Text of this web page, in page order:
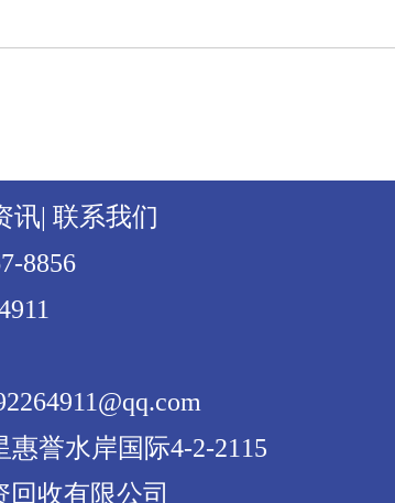
讯| 联系我们
8856
誉水岸国际4-2-2115
收有限公司